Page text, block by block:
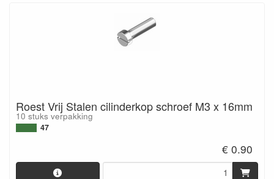
Roest Vrij Stalen cilinderkop schroef M3 x 16mm
10 stuks verpakking
47
€ 0.90